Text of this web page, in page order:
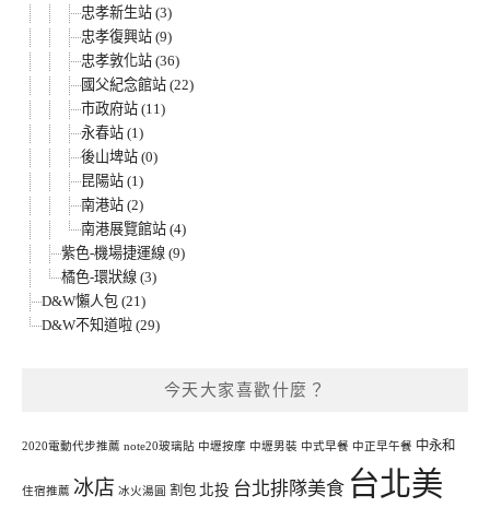
忠孝新生站 (3)
忠孝復興站 (9)
忠孝敦化站 (36)
國父紀念館站 (22)
市政府站 (11)
永春站 (1)
後山埤站 (0)
昆陽站 (1)
南港站 (2)
南港展覽館站 (4)
紫色-機場捷運線 (9)
橘色-環狀線 (3)
D&W懶人包 (21)
D&W不知道啦 (29)
今天大家喜歡什麼？
2020電動代步推薦 note20玻璃貼 中壢按摩 中壢男裝 中式早餐 中正早午餐 中永和
住宿推薦 冰店 冰火湯圓 割包 北投 台北排隊美食 台北美